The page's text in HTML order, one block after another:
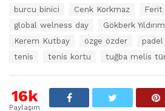
burcu binici
Cenk Korkmaz
Ferit
global welness day
Gökberk Yıldırım
Kerem Kutbay
özge özder padel
tenis
tenis kortu tuğba melis
16k
Paylaşım